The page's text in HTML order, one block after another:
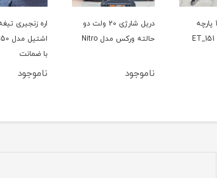
جعبه بکس 151 پارچه
دریل شارژی 20 ولت دو
حالته ورکس مدل Nitro
ناموجود
با ضمانت
ناموجود